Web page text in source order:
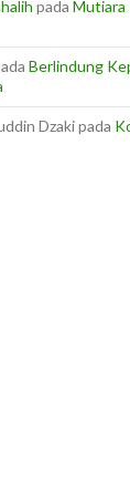
pada Mutiara
Berlindung
Dzakipada